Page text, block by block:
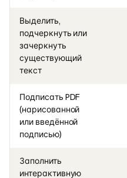
Выделить,
подчеркнуть или
зачеркнуть
существующий
текст
Подписать PDF
(нарисованной
или введённой
подписью)
Заполнить
интерактивную